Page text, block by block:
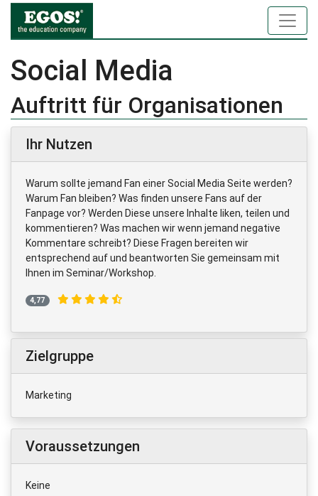
Social Media
Auftritt für Organisationen
Ihr Nutzen
Warum sollte jemand Fan einer Social Media Seite werden?
Warum Fan bleiben? Was finden unsere Fans auf der
Fanpage vor? Werden Diese unsere Inhalte liken, teilen und
kommentieren? Was machen wir wenn jemand negative
Kommentare schreibt? Diese Fragen bereiten wir
entsprechend auf und beantworten Sie gemeinsam mit
Ihnen im Seminar/Workshop.
4,77
Zielgruppe
Marketing
Voraussetzungen
Keine